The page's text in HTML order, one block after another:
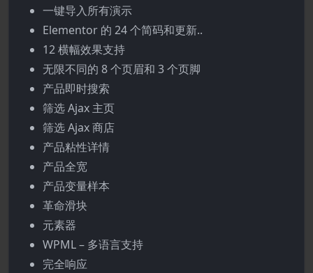
一键导入所有演示
Elementor 的 24 个简码和更新..
12 横幅效果支持
无限不同的 8 个页眉和 3 个页脚
产品即时搜索
筛选 Ajax 主页
筛选 Ajax 商店
产品粘性详情
产品全宽
产品变量样本
革命滑块
元素器
WPML – 多语言支持
完全响应